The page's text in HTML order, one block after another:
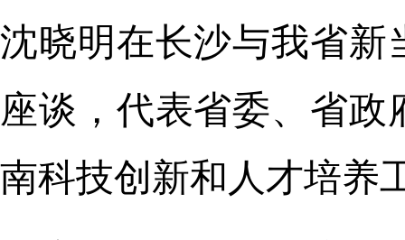
沈晓明在长沙与我省新
座谈，代表省委、省
南科技创新和人才培养